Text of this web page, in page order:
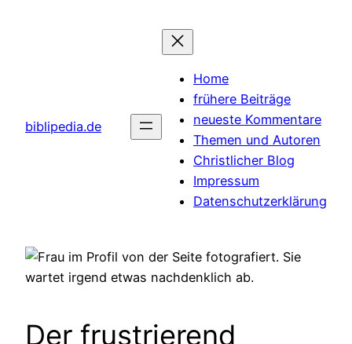
biblipedia.de
Home
frühere Beiträge
neueste Kommentare
Themen und Autoren
Christlicher Blog
Impressum
Datenschutzerklärung
Der frustrierend